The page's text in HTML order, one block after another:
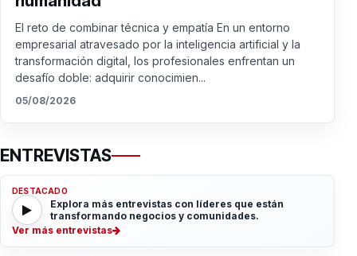
El reto de combinar técnica y empatía En un entorno
empresarial atravesado por la inteligencia artificial y la
transformación digital, los profesionales enfrentan un
desafío doble: adquirir conocimien...
05/08/2026
ENTREVISTAS
DESTACADO
Explora más entrevistas con líderes que están
transformando negocios y comunidades.
Ver más entrevistas